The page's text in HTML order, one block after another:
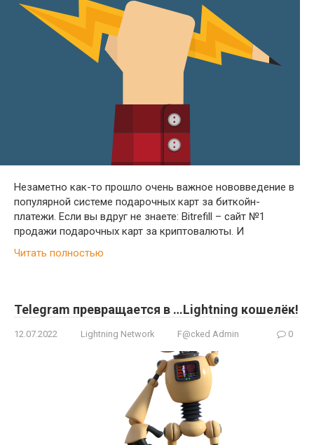
Незаметно как-то прошло очень важное нововведение в
популярной системе подарочных карт за биткойн-
платежи. Если вы вдруг не знаете: Bitrefill – сайт №1
продажи подарочных карт за криптовалюты. И
Читать полностью
Telegram превращается в …Lightning кошелёк!
12.07.2022 Lightning Network F@cked Admin 0